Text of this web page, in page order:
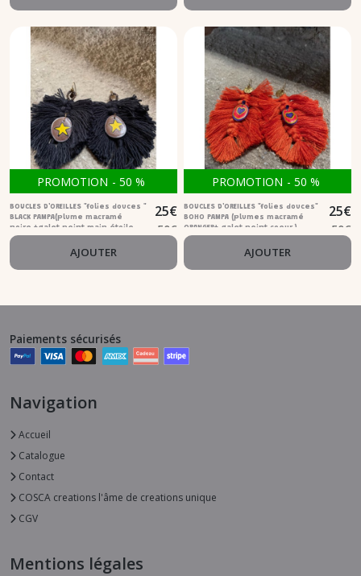
PROMOTION - 50 %
BOUCLES D'OREILLES "folies douces "
BLACK PAMPA(plume macramé
noire +galet peint main étoile
or)
25€
50€
AJOUTER
PROMOTION - 50 %
BOUCLES D'OREILLES "folies douces"
BOHO PAMPA (plumes macramé
ORANGER+ galet peint coeur )
25€
50€
AJOUTER
Paiements sécurisés
Navigation
Accueil
Catalogue
Contact
COSCA creations l'âme de creations unique
CGV
Mentions légales